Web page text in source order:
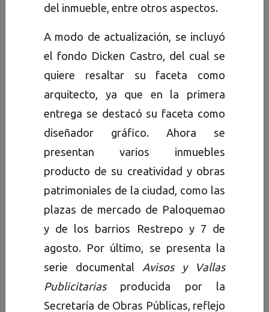
el futuro.
Glosario
Archivo
. Conjunto de
documentos, sea cual fuere su
fecha, forma y soporte
material, acumulados en un
proceso natural, de carácter
público o privado. Se
conservan para servir como
como fuentes de la historia, así
como testimonio e información
a la persona o institución que
los produce y a los
ciudadanos, en general.
del inmueble, entre otros aspectos.
A modo de actualización, se incluyó
el fondo Dicken Castro, del cual se
quiere resaltar su faceta como
arquitecto, ya que en la primera
entrega se destacó su faceta como
diseñador gráfico. Ahora se
presentan varios inmuebles
producto de su creatividad y obras
patrimoniales de la ciudad, como las
plazas de mercado de Paloquemao
y de los barrios Restrepo y 7 de
agosto. Por último, se presenta la
serie documental Avisos y Vallas
Publicitariasproducida por la
Secretaría de Obras Públicas, reflejo